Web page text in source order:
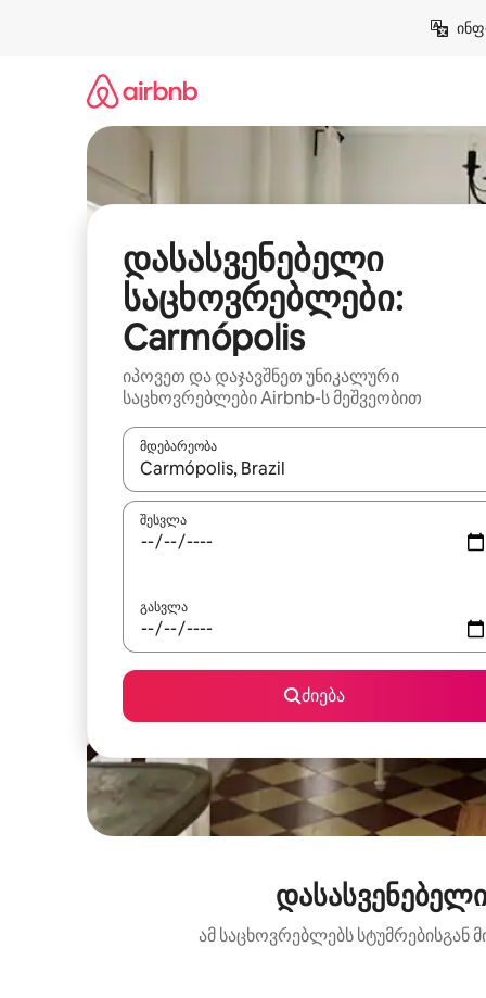
დასასვენებელი
საცხოვრებლები:
Carmópolis
იპოვეთ და დაჯავშნეთ უნიკალური
საცხოვრებლები Airbnb-ს მეშვეობით
მდებარეობა
როცა შედეგები ხელმისაწვდომი გახდება,
შესვლა
გასვლა
ძიება
ამ საცხოვრებლებს სტუმრებისგან